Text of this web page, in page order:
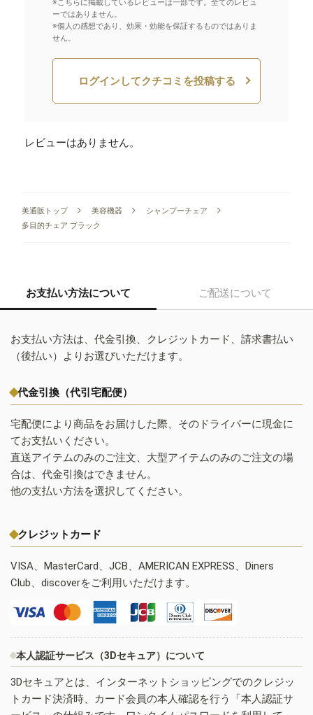
※こちらに掲載しているレビューは一部です。全てのレビュ
ーではありません。
※個人の感想であり、効果・効能を保証するものではありま
せん。
ログインしてクチコミを投稿する
レビューはありません。
美通販トップ 美容機器
シャンプーチェア
多目的チェア ブラック
お支払い方法について ご配送について
お支払い方法は、代金引換、クレジットカード、請求書払い
（後払い）よりお選びいただけます。
代金引換（代引宅配便）
宅配便により商品をお届けした際、そのドライバーに現金に
てお支払いください。
直送アイテムのみのご注文、大型アイテムのみのご注文の場
合は、代金引換はできません。
他の支払い方法を選択してください。
クレジットカード
VISA、MasterCard、JCB、AMERICAN EXPRESS、Diners
Club、discoverをご利用いただけます。
本人認証サービス（3Dセキュア）について
3Dセキュアとは、インターネットショッピングでのクレジッ
トカード決済時、カード会員の本人確認を行う「本人認証サ